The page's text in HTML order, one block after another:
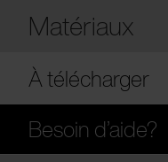
Matériaux
À télécharger
Besoin d’aide?